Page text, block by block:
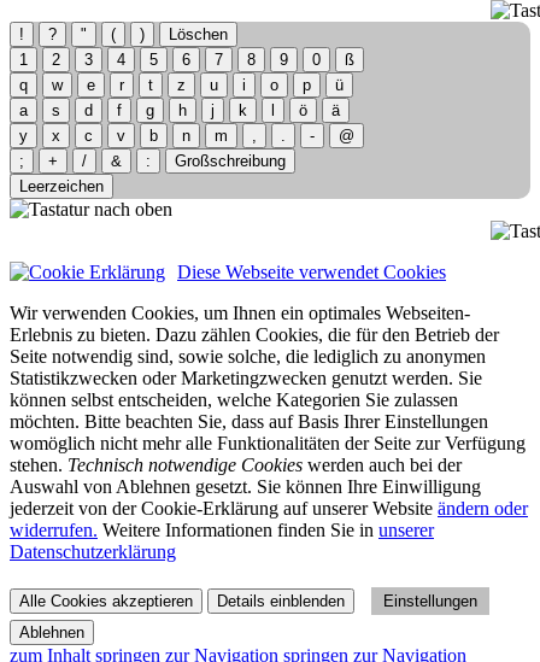
! ? " ( )
Löschen
1
2 3 4 5 6 7 8 9 0
ß
q
w e r t z u i o p
ü
a
s d f g h j k ö
ä
y
x c v b n m , . -
@
;
+ / & :
Großschreibung
Leerzeichen
Diese Webseite verwendet Cookies
Wir verwenden Cookies, um Ihnen ein optimales Webseiten-
Erlebnis zu bieten. Dazu zählen Cookies, die für den Betrieb der
Seite notwendig sind, sowie solche, die lediglich zu anonymen
Statistikzwecken oder Marketingzwecken genutzt werden. Sie
können selbst entscheiden, welche Kategorien Sie zulassen
möchten. Bitte beachten Sie, dass auf Basis Ihrer Einstellungen
womöglich nicht mehr alle Funktionalitäten der Seite zur Verfügung
stehen. Technisch notwendige Cookies werden auch bei der
Auswahl von Ablehnen gesetzt. Sie können Ihre Einwilligung
jederzeit von der Cookie-Erklärung auf unserer Website ändern oder
widerrufen. Weitere Informationen finden Sie in unserer
Datenschutzerklärung
Alle Cookies akzeptieren Details einblenden
Einstellungen
Ablehnen
zum Inhalt springen zur Navigation springen zur Navigation